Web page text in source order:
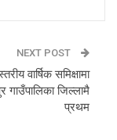
NEXT POST
वार्षिक समिक्षामा
गाउँपालिका जिल्लामै
प्रथम